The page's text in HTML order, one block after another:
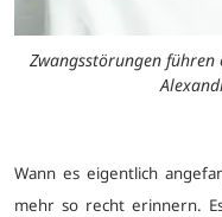
Zwangsstörungen
Wann es eigentlich
mehr so recht erinnern.